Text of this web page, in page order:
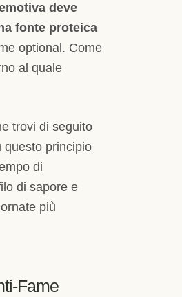
deve
fonte proteica
optional. Come
al quale
trovi di seguito
questo principio
di
di sapore e
più
Fame